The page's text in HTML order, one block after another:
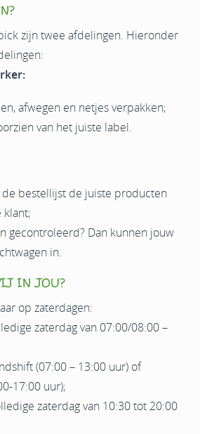
zijn twee afdelingen. Hieronder
afwegen en netjes verpakken;
van het juiste label.
de bestellijst de juiste producten
klant;
gecontroleerd? Dan kunnen jouw
in.
IN JOU?
op zaterdagen:
zaterdag van 07:00/08:00 –
(07:00 – 13:00 uur) of
17:00 uur);
zaterdag van 10:30 tot 20:00